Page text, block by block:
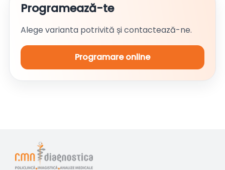
Programează-te
Alege varianta potrivită și contactează-ne.
Programare online